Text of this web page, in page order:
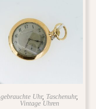
gebrauchte Uhr, Taschenuhr,
Vintage Uhren